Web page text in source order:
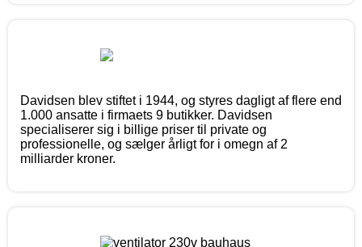
Davidsen blev stiftet i 1944, og styres dagligt af flere end
1.000 ansatte i firmaets 9 butikker. Davidsen
specialiserer sig i billige priser til private og
professionelle, og sælger årligt for i omegn af 2
milliarder kroner.